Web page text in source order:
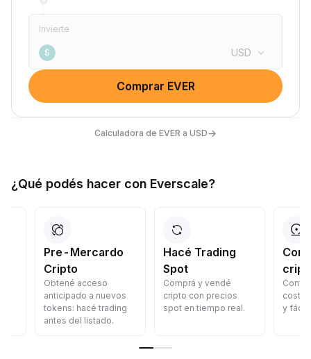
Invierte
$ USD
Comprar EVER
Calculadora de EVER a USD→
¿Qué podés hacer con Everscale?
Pre-Mercardo
Cripto
Obtené acceso
anticipado a nuevos
tokens: hacé trading
antes del listado.
Hacé Trading
Spot
Comprá y vendé
cripto con precios
spot en tiempo real.
Convertí
criptos
Convertí
costo:
y fácil.